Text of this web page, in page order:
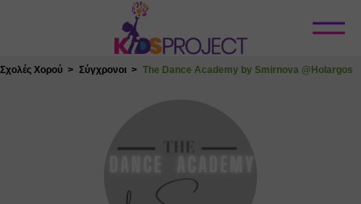
Κλείσιμο
Σχολές Χορού Σύγχρονοι The Dance Academy by Smirnova @Holargos